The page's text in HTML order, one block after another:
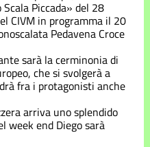
Piccada» del 28
CIVM in programma il 20
Pedavena Croce
sarà la cerminonia di
che si svolgerà a
fra i protagonisti anche
arriva uno splendido
week end Diego sarà